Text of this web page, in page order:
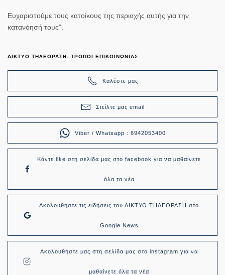
Ευχαριστούμε τους κατοίκους της περιοχής αυτής για την
κατανόησή τους”.
ΔΙΚΤΥΟ ΤΗΛΕΟΡΑΣΗ- ΤΡΟΠΟΙ ΕΠΙΚΟΙΝΩΝΙΑΣ
Καλέστε μας
Στείλτε μας email
Viber / Whatsapp : 6942053400
Κάντε like στη σελίδα μας στο facebook για να μαθαίνετε
όλα τα νέα
Ακολουθήστε τις ειδήσεις του ΔΙΚΤΥΟ ΤΗΛΕΟΡΑΣΗ στο
Google News
Ακολουθήστε μας στη σελίδα μας στο instagram για να
μαθαίνετε όλα τα νέα